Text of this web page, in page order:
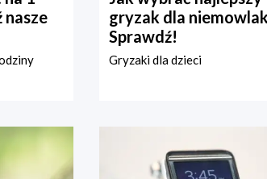
nasze
gryzak dla
Sprawdź!
Gryzaki dla dzieci